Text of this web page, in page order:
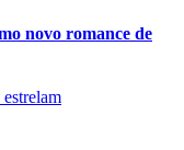
novo romance de